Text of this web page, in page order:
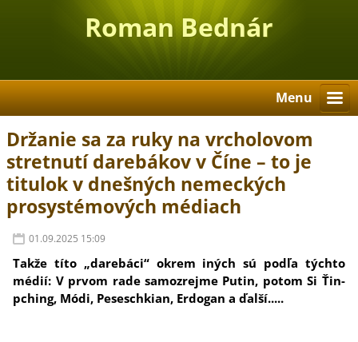
Roman Bednár
Menu
Držanie sa za ruky na vrcholovom
stretnutí darebákov v Číne – to je
titulok v dnešných nemeckých
prosystémových médiach
01.09.2025 15:09
Takže títo „darebáci“ okrem iných sú podľa týchto
médií: V prvom rade samozrejme Putin, potom Si Ťin-
pching, Módi, Peseschkian, Erdogan a ďalší.....